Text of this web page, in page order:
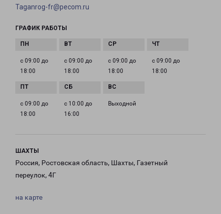
Taganrog-fr@pecom.ru
ГРАФИК РАБОТЫ
с 09:00 до
18:00
с 09:00 до
18:00
с 09:00 до
18:00
с 09:00 до
18:00
с 09:00 до
18:00
с 10:00 до
16:00
Выходной
ШАХТЫ
Россия, Ростовская область, Шахты, Газетный
переулок, 4Г
на карте